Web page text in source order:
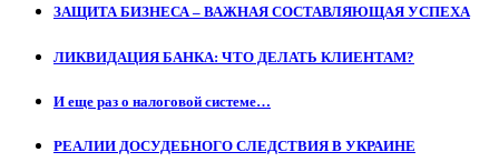
ЗАЩИТА БИЗНЕСА – ВАЖНАЯ СОСТАВЛЯЮЩАЯ УСПЕХА
ЛИКВИДАЦИЯ БАНКА: ЧТО ДЕЛАТЬ КЛИЕНТАМ?
И еще раз о налоговой системе…
РЕАЛИИ ДОСУДЕБНОГО СЛЕДСТВИЯ В УКРАИНЕ